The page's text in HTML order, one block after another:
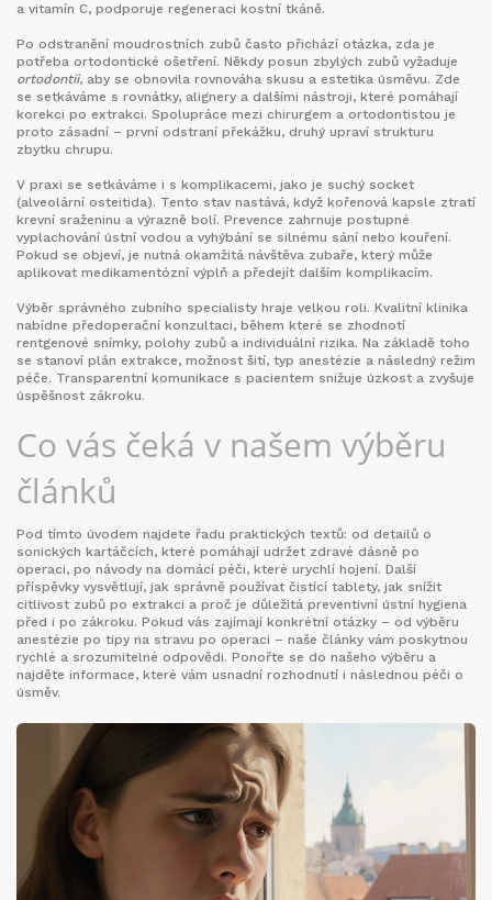
a vitamín C, podporuje regeneraci kostní tkáně.
Po odstranění moudrostních zubů často přichází otázka, zda je
potřeba ortodontické ošetření. Někdy posun zbylých zubů vyžaduje
ortodontii, aby se obnovila rovnováha skusu a estetika úsměvu. Zde
se setkáváme s rovnátky, alignery a dalšími nástroji, které pomáhají
korekci po extrakci. Spolupráce mezi chirurgem a ortodontistou je
proto zásadní – první odstraní překážku, druhý upraví strukturu
zbytku chrupu.
V praxi se setkáváme i s komplikacemi, jako je suchý socket
(alveolární osteitida). Tento stav nastává, když kořenová kapsle ztratí
krevní sraženinu a výrazně bolí. Prevence zahrnuje postupné
vyplachování ústní vodou a vyhýbání se silnému sání nebo kouření.
Pokud se objeví, je nutná okamžitá návštěva zubaře, který může
aplikovat medikamentózní výplň a předejít dalším komplikacím.
Výběr správného zubního specialisty hraje velkou roli. Kvalitní klinika
nabídne předoperační konzultaci, během které se zhodnotí
rentgenové snímky, polohy zubů a individuální rizika. Na základě toho
se stanoví plán extrakce, možnost šití, typ anestézie a následný režim
péče. Transparentní komunikace s pacientem snižuje úzkost a zvyšuje
úspěšnost zákroku.
Co vás čeká v našem výběru
článků
Pod tímto úvodem najdete řadu praktických textů: od detailů o
sonických kartáčcích, které pomáhají udržet zdravé dásně po
operaci, po návody na domácí péči, které urychlí hojení. Další
příspěvky vysvětlují, jak správně používat čistící tablety, jak snížit
citlivost zubů po extrakci a proč je důležitá preventivní ústní hygiena
před i po zákroku. Pokud vás zajímají konkrétní otázky – od výběru
anestézie po tipy na stravu po operaci – naše články vám poskytnou
rychlé a srozumitelné odpovědi. Ponořte se do našeho výběru a
najděte informace, které vám usnadní rozhodnutí i následnou péči o
úsměv.